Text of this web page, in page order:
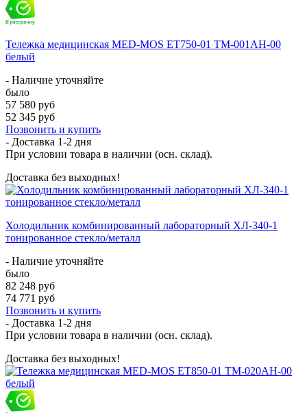
Тележка медицинская MED-MOS ЕТ750-01 ТМ-001АН-00
белый
- Наличие уточняйте
было
57 580 руб
52 345 руб
Позвонить и купить
- Доставка 1-2 дня
При условии товара в наличии (осн. склад).
Доставка без выходных!
Холодильник комбинированный лабораторный ХЛ-340-1
тонированное стекло/металл
- Наличие уточняйте
было
82 248 руб
74 771 руб
Позвонить и купить
- Доставка 1-2 дня
При условии товара в наличии (осн. склад).
Доставка без выходных!